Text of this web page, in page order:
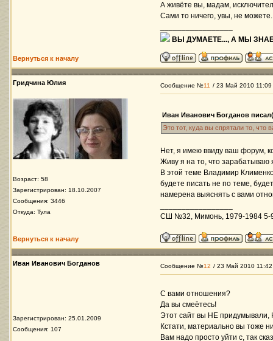
А живёте вы, мадам,
Сами то ничего, увы, не можете.
ВЫ ДУМАЕТЕ..., А МЫ
Вернуться к началу
Гридчина Юлия
Возраст: 58
Зарегистрирован: 18.10.2007
Сообщения: 3446
Откуда: Тула
Сообщение №11 / 23 Май 2010 11:09
Иван Иванович Богданов
Это тот, куда вы спрятали то, что
Нет, я имею ввиду ваш форум,
Живу я на то, что зарабатываю
В этой теме Владимир
будете писать не по теме,
намерена выяснять с вами
СШ №32, Мимонь, 1979-1984 5-9
Вернуться к началу
Иван Иванович Богданов
Зарегистрирован: 25.01.2009
Сообщения: 107
Сообщение №12 / 23 Май 2010 11:42
С вами отношения?
Да вы смеётесь!
Этот сайт вы НЕ придумывали,
Кстати, материально вы тоже
Вам надо просто уйти с, так